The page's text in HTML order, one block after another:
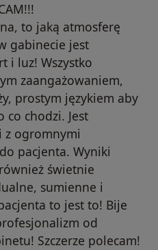
to jaką atmosferę
gabinecie jest
i luz! Wszystko
zaangażowaniem,
prostym językiem aby
co chodzi. Jest
z ogromnymi
pacjenta. Wyniki
świetnie
sumienne i
to jest to! Bije
od
Szczerze polecam!